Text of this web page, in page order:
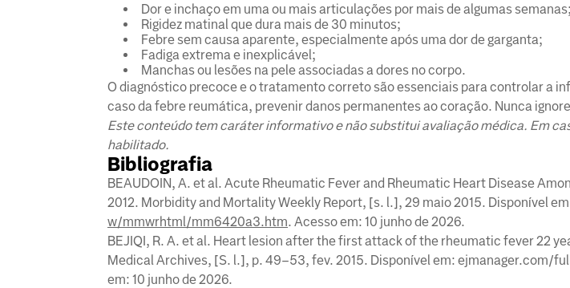
Dor e inchaço em uma ou mais articulações por mais de algumas semanas;
Rigidez matinal que dura mais de 30 minutos;
Febre sem causa aparente, especialmente após uma dor de garganta;
Fadiga extrema e inexplicável;
Manchas ou lesões na pele associadas a dores no corpo.
O diagnóstico precoce e o tratamento correto são essenciais para controlar a
caso da febre reumática, prevenir danos permanentes ao coração. Nunca
Este conteúdo tem caráter informativo e não substitui avaliação médica. Em
habilitado.
Bibliografia
BEAUDOIN, A. et al. Acute Rheumatic Fever and Rheumatic Heart Disease
2012. Morbidity and Mortality Weekly Report, [s. l.], 29 maio 2015. Disponível
w/mmwrhtml/mm6420a3.htm. Acesso em: 10 junho de 2026.
BEJIQI, R. A. et al. Heart lesion after the first attack of the rheumatic fever 22
Medical Archives, [S. l.], p. 49–53, fev. 2015. Disponível em: ejmanager.com/
em: 10 junho de 2026.